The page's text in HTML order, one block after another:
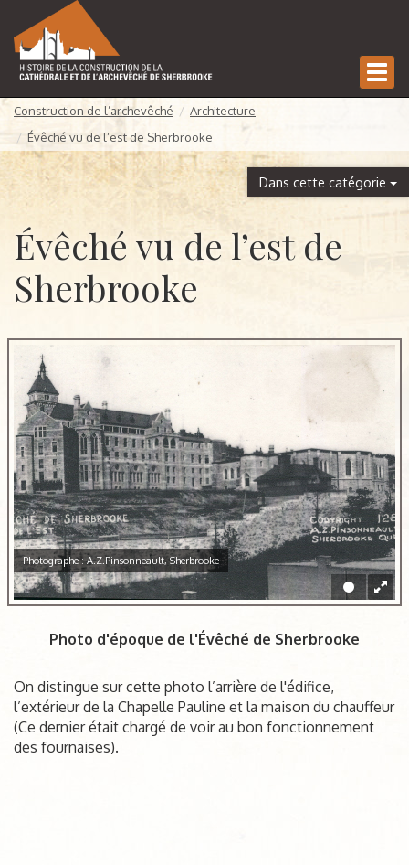
la
Construction de l’archevêché
Architecture
Évêché vu de l’est de Sherbrooke
Dans cette catégorie
Évêché vu de l’est de
Sherbrooke
Photographe : A.Z.Pinsonneault, Sherbrooke
Photo d'époque de l'Évêché de Sherbrooke
On distingue sur cette photo l’arrière de l'édifice,
l’extérieur de la Chapelle Pauline et la maison du chauffeur
(Ce dernier était chargé de voir au bon fonctionnement
des fournaises).